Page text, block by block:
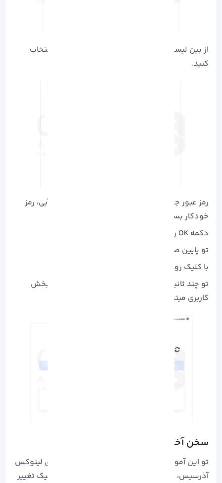
از بین لیست سیستم‌ عامل‌ ها، گزینه مناسب رو انتخاب
کنید.
رمز عبور جدید را وارد کنید (یا با کلیک روی دکمه آبی، رمز
خودکار بسازید).
دکمه OK رو بزنید.
تو پایین صفحه روی Reinstall کلیک کنید.
با کلیک روی OK نصب سیستم‌ عامل شروع میشه.
تو چند ثانیه سیستم‌ عامل جدید نصب میشه و از بخش
کاربری میتونید وضعیتش رو مشاهده کنید.
سخن آخر
تو این آموزش یاد گرفتید که چطور تو سرور مجازی لینوکس
آذرسیس، سیستم‌ عامل رو خیلی راحت و با چند کلیک تغییر